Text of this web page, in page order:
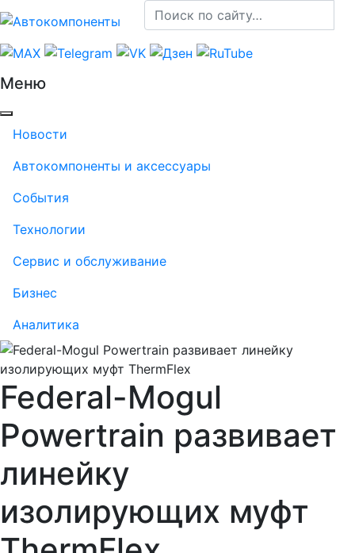
Меню
Новости
Автокомпоненты и аксессуары
События
Технологии
Сервис и обслуживание
Бизнес
Аналитика
Federal-Mogul
Powertrain развивает
линейку
изолирующих муфт